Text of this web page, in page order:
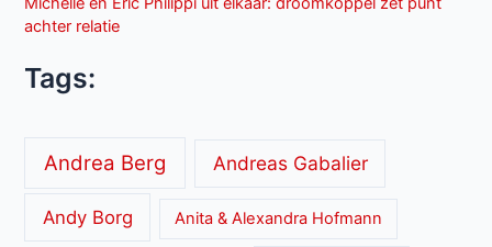
achter relatie
Tags:
Andrea Berg Andreas Gabalier
Andy Borg Anita & Alexandra Hofmann